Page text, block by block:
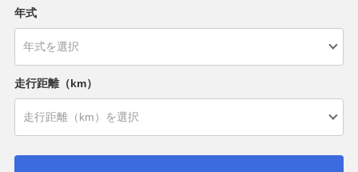
年式
走行距離（km）